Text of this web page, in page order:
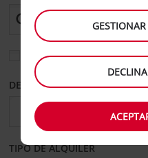
Elegir otra oficina de
DESDE
TIPO DE ALQUILER